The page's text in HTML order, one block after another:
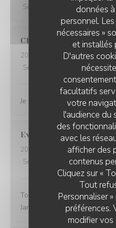
données
personnel.
nécessaires »
et installés
D'autres
facultatifs
votre
l'audience du
des
avec les
afficher des
contenus
Cliquez sur «
Tout
Personnaliser
préférences.
modifier
Service
Ambiance:5/5
Charlene
2026-03-05
- 12:00 - Couverts
Service
Ambiance:5/5
Je recommande vivement ce
Evelyne M
2026-03-01
- 12:30 - Couverts
Service
Ambiance:3/5
Toujours un excellent
Jamais déçue